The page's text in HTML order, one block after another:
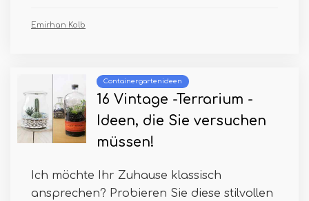
Emirhan Kolb
Containergartenideen
16 Vintage -Terrarium -
Ideen, die Sie versuchen
müssen!
Ich möchte Ihr Zuhause klassisch
ansprechen? Probieren Sie diese stilvollen